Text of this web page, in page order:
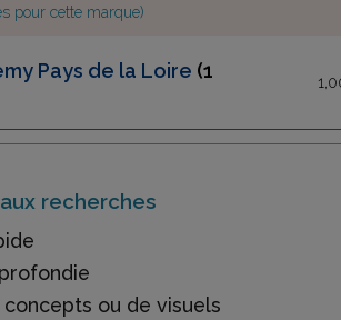
pour cette marque)
Pays de la Loire (1
recherches
ou de visuels